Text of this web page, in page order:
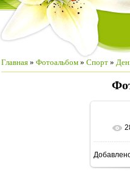
Главная » Фотоальбом » Спорт »